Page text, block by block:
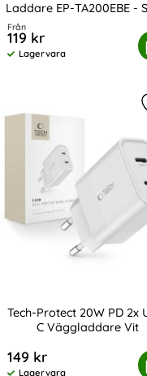
Laddare EP-TA200EBE -
Art. nr 13861
Från
119 kr
Tillgänglighet:
Lagervara
Original 15W 2A
Tech-Protect 20W PD 2x
C Väggladdare Vit
149 kr
Lagervara
Protect 20W PD